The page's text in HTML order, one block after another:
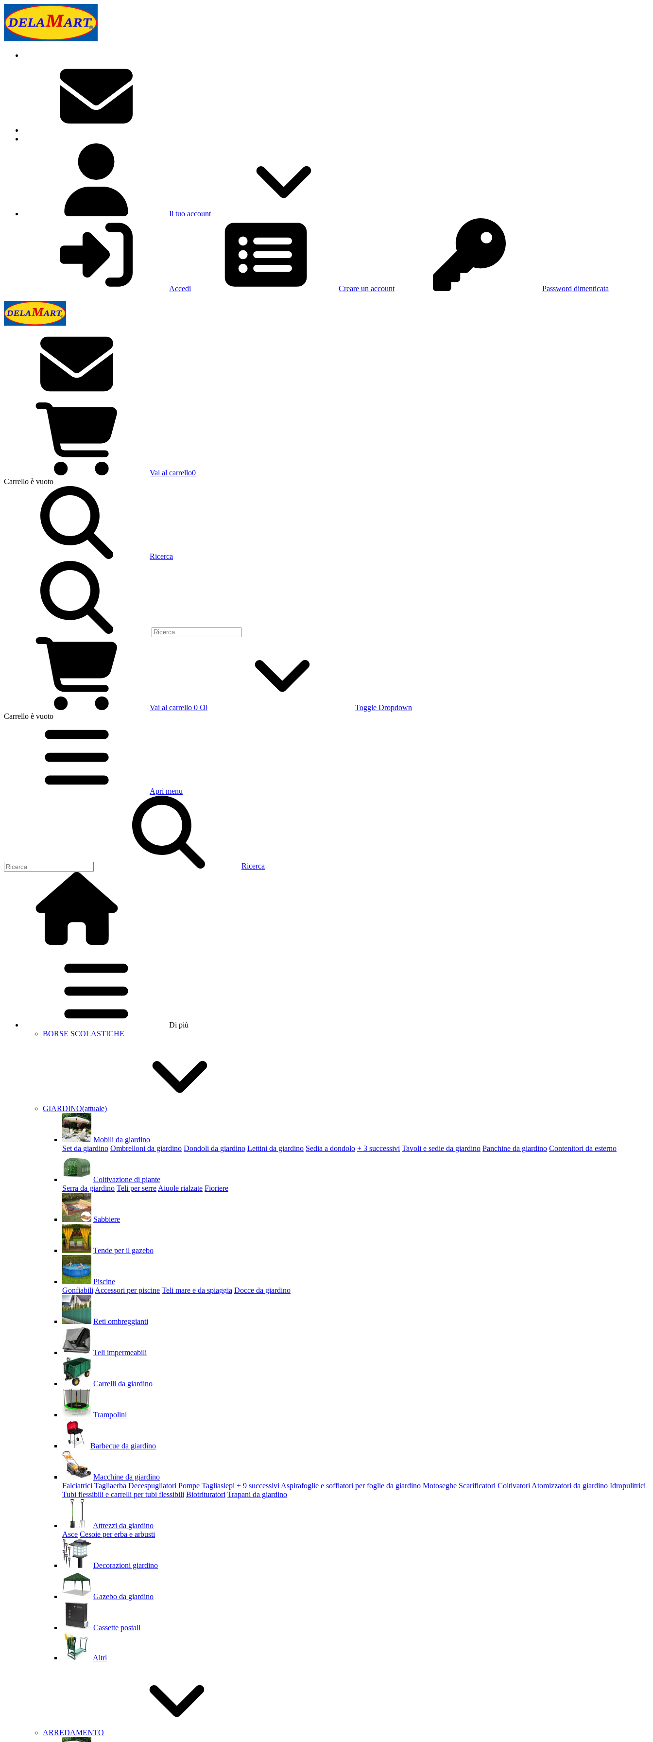
Il tuo account
Accedi Creare un account Password dimenticata
Vai al carrello0
Carrello è vuoto
Ricerca
Vai al carrello 0 €0
Toggle Dropdown
Carrello è vuoto
Apri menu
Ricerca
Di più
BORSE SCOLASTICHE
GIARDINO(attuale)
Mobili da giardino
Set da giardino Ombrelloni da giardino Dondoli da giardino Lettini da giardino Sedia a dondolo + 3 successivi Tavoli e sedie da giardino Panchine da giardino Contenitori da esterno
Coltivazione di piante
Serra da giardino Teli per serre Aiuole rialzate Fioriere
Sabbiere
Tende per il gazebo
Piscine
Gonfiabili Accessori per piscine Teli mare e da spiaggia Docce da giardino
Reti ombreggianti
Teli impermeabili
Carrelli da giardino
Trampolini
Barbecue da giardino
Macchine da giardino
Falciatrici Tagliaerba Decespugliatori Pompe Tagliasiepi + 9 successivi Aspirafoglie e soffiatori per foglie da giardino Motoseghe Scarificatori Coltivatori Atomizzatori da giardino Idropulitrici
Tubi flessibili e carrelli per tubi flessibili Biotrituratori Trapani da giardino
Attrezzi da giardino
Asce Cesoie per erba e arbusti
Decorazioni giardino
Gazebo da giardino
Cassette postali
Altri
ARREDAMENTO